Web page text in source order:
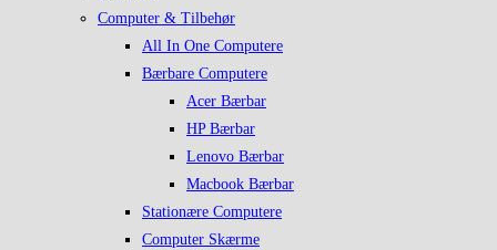
Computer & Tilbehør
All In One Computere
Bærbare Computere
Acer Bærbar
HP Bærbar
Lenovo Bærbar
Macbook Bærbar
Stationære Computere
Computer Skærme